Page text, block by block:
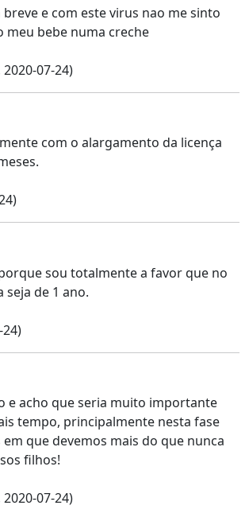
e com este virus nao me sinto
meu bebe numa creche
07-24)
com o alargamento da licença
sou totalmente a favor que no
seja de 1 ano.
e acho que seria muito importante
tempo, principalmente nesta fase
que devemos mais do que nunca
filhos!
07-24)